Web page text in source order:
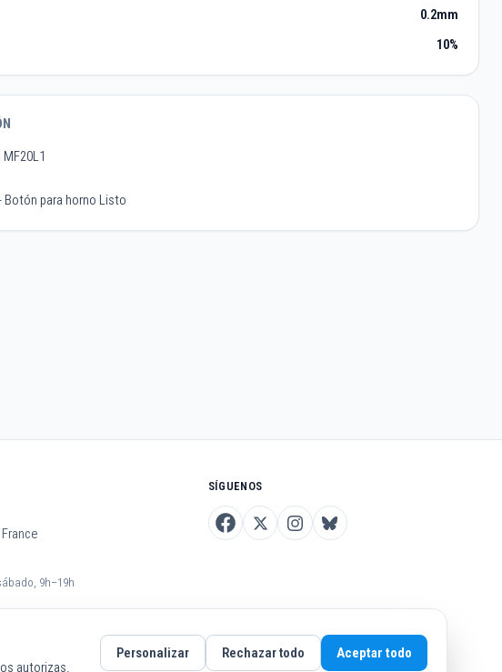
0.2mm
10%
Botón para horno Listo
9h–19h
SÍGUENOS
autorizas.
Personalizar Rechazar todo Aceptar todo